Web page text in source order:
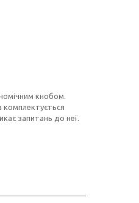
кнобом.
комплектується
запитань до неї.